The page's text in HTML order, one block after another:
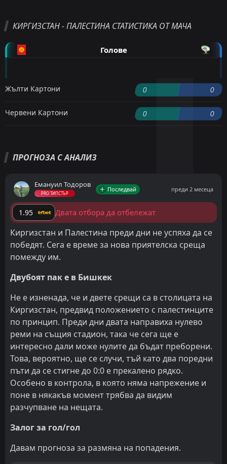
КИРГИЗСТАН - ПАЛЕСТИНА СТАТИСТИКА ОТ МАЧА
Голове
Жълти Картони 0 0
Червени Картони 0 0
ПРОГНОЗА С АНАЛИЗ
Емануил Тодоров
PRO ТИПСТЪР
Последвай преди 2 месеца
1.95 Двата отбора да отбележат
Киргизстан и Палестина преди дни не успяха да се
победят. Сега е време за нова приятелска среща
помежду им.
Двубоят пак е в Бишкек
Не е изненада, че и двете срещи са в столицата на
Киргизстан, предвид положението с палестинците
по принцип. Преди дни двата направиха нулево
реми на същия стадион, така че сега ще е
интересно дали може нулите да бъдат преборени.
Това, вероятно, ще се случи, тъй като два поредни
пъти да се стигне до 0:0 е прекалено рядко.
Особено в контрола, в която няма напрежение и
поне в някакъв момент трябва да видим
разчупване на нещата.
Залог за гол/гол
Давам прогноза за размяна на попадения.